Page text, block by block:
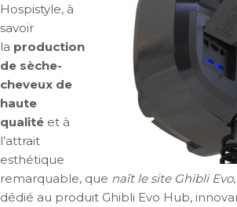
Hospistyle, à
savoir
la production
de sèche-
cheveux de
haute
qualité et à
l’attrait
esthétique
remarquable, que naît le site Ghibli Evo
dédié au produit Ghibli Evo Hub,